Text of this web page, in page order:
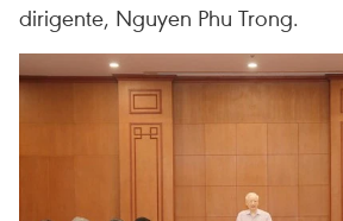
dirigente, Nguyen Phu Trong.